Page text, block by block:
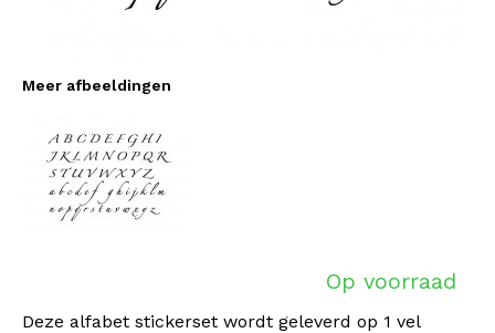
Meer afbeeldingen
Op voorraad
Deze alfabet stickerset wordt geleverd op 1 vel